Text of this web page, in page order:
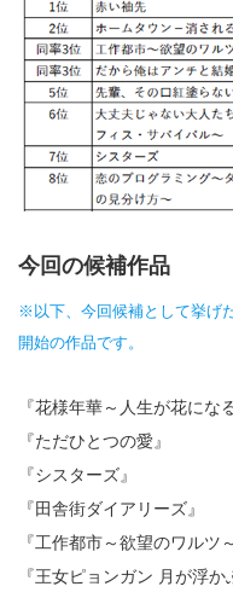
今回の候補作品
※以下、今回候補として挙げ
開始の作品です。
『花様年華～人生が花にな
『ただひとつの愛』
『シスターズ』
『田舎街ダイアリーズ』
『工作都市～欲望のワルツ～
『王女ピョンガン 月が浮か